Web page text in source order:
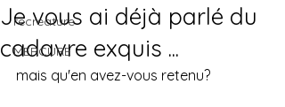
recreature
MERCURE
Je vous ai déjà parlé du
cadavre exquis ...
mais qu'en avez-vous retenu?